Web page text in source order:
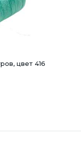
цвет 416